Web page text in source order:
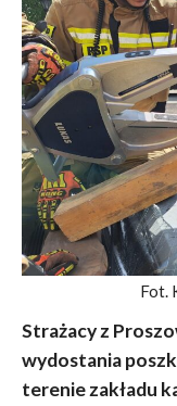
Fot.
Strażacy z
wydostania
terenie zakładu